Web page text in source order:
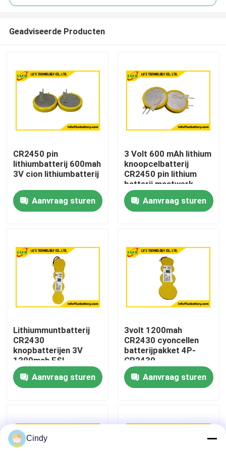
Huis
Producten
Fabrieksreis
Kwaliteitscontrole
Nieuws
Gevallen
Het Dioxydebatterij van het lithiummangaan
Geadviseerde Producten
CR2450 pin
lithiumbatterij 600mah
3V cion lithiumbatterij
Aanvraag sturen
3 Volt 600 mAh lithium
knoopcelbatterij
CR2450 pin lithium
batterij maatwerk
Aanvraag sturen
Lithiummuntbatterij
CR2430
knopbatterijen 3V
1200mah ESL
lithiumbatterij OEM
Aanvraag sturen
3volt 1200mah
CR2430 cyoncellen
batterijpakket 4P-
CR2430
lithiumbatterie
Aanvraag sturen
Cindy